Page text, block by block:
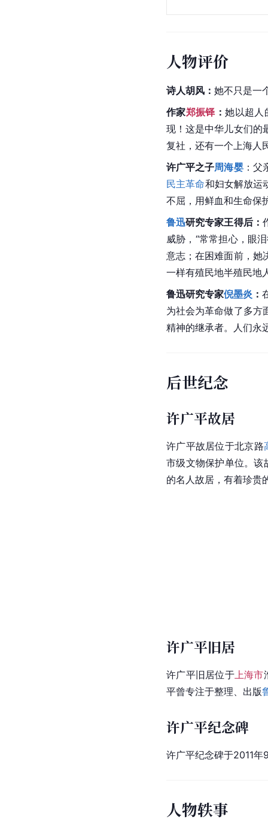
人物评价
诗人胡风 ： 她不只是一
作家郑振铎：她以超人
现！这是中华儿女们的
复社，还有一个上海人
许广平之子周海婴：父
民主革命和妇女解放运
不屈，用鲜血和生命保
鲁迅研究专家王得后：
威胁，“常常担心，眼
意志；在困难面前，她
一样有殖民地半殖民地
鲁迅研究专家倪墨炎 ：
为社会为革命做了多方
精神的继承者。人们永
后世纪念
许广平故居
许广平故居位于北京路
市级文物保护单位。该
的名人故居，有着珍贵
许广平旧居
许广平旧居位于上海市
平曾专注于整理、出版
许广平纪念碑
许广平纪念碑于2011
人物轶事